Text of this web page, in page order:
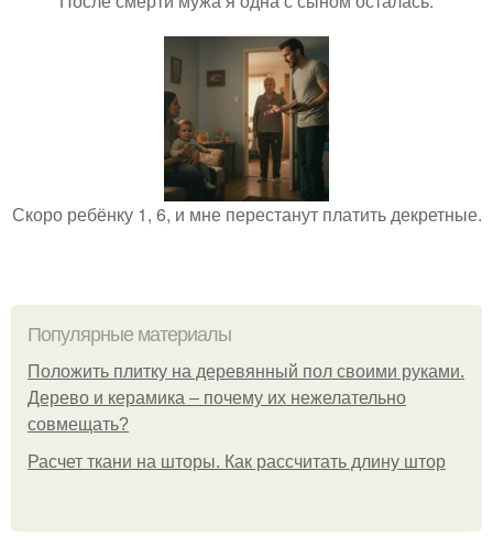
Скоро ребёнку 1, 6, и мне перестанут платить декретные.
Популярные материалы
Положить плитку на деревянный пол своими руками.
Дерево и керамика – почему их нежелательно
совмещать?
Расчет ткани на шторы. Как рассчитать длину штор